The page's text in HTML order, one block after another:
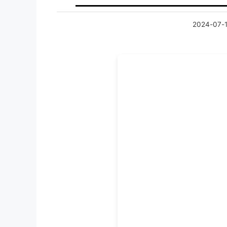
2024-07-